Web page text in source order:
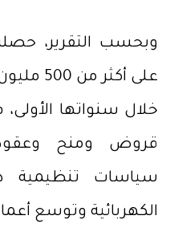
وبحسب التقرير،
على
خلال سنواتها
قروض ومنح
سياسات تنظيمية
الكهربائية وتوسع